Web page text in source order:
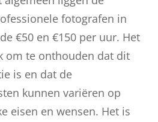
fotografen in
€50 en €150 per uur. Het
om te onthouden dat dit
is en dat de
kunnen variëren op
eisen en wensen. Het is